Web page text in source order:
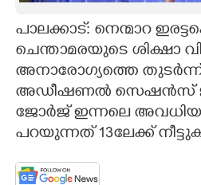
CARTOONS
LITERATURE
പാലക്കാട്: നെന്മാറ
ചെന്താമരയുടെ ശിക്ഷാ
അനാരോഗ്യത്തെ തുടർന്ന്
അഡീഷണൽ സെഷൻസ്
ജോർജ് ഇന്നലെ
പറയുന്നത് 13ലേക്ക്